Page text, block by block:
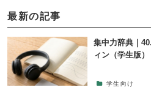
最新の記事
集中力辞典｜
ィン（学生版）
学生向け